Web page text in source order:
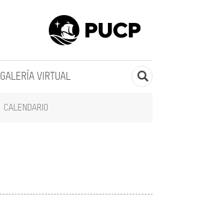
CALENDARIO
GALERÍA VIRTUAL